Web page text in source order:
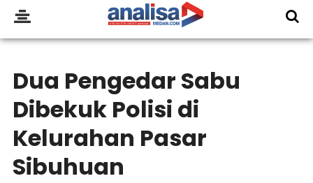
Dua Pengedar Sabu
Dibekuk Polisi di
Kelurahan Pasar
Sibuhuan